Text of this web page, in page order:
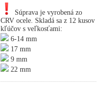
Súprava je vyrobená zo
CRV ocele. Skladá sa z 12 kusov
kľúčov s veľkosťami:
6-14 mm
17 mm
9 mm
22 mm